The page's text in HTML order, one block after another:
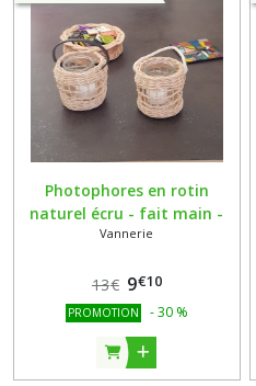
Photophores en rotin
naturel écru - fait main -
vendus à l'unité
Vannerie
13€ 9€10
PROMOTION -30 %